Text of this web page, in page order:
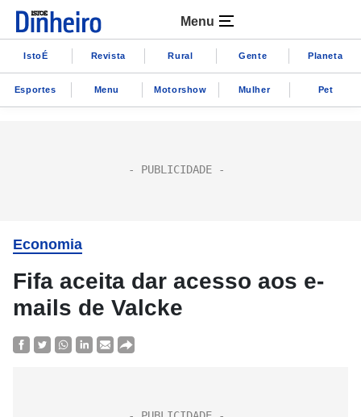
Menu
IstoÉ Revista Rural Gente Planeta
Esportes Menu Motorshow Mulher Pet
Economia
Fifa aceita dar acesso aos e-
mails de Valcke